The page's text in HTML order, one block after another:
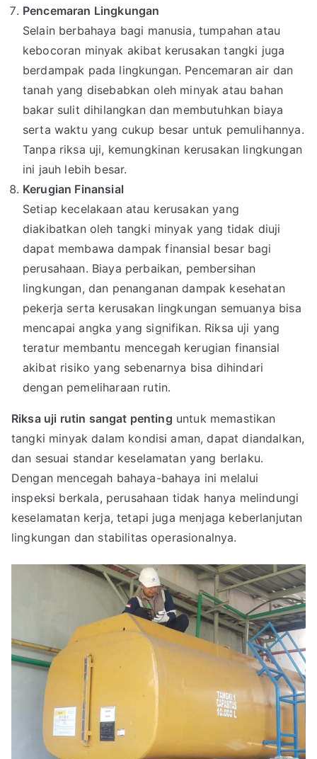
Pencemaran Lingkungan
Selain berbahaya bagi manusia, tumpahan atau
kebocoran minyak akibat kerusakan tangki juga
berdampak pada lingkungan. Pencemaran air dan
tanah yang disebabkan oleh minyak atau bahan
bakar sulit dihilangkan dan membutuhkan biaya
serta waktu yang cukup besar untuk pemulihannya.
Tanpa riksa uji, kemungkinan kerusakan lingkungan
ini jauh lebih besar.
Kerugian Finansial
Setiap kecelakaan atau kerusakan yang
diakibatkan oleh tangki minyak yang tidak diuji
dapat membawa dampak finansial besar bagi
perusahaan. Biaya perbaikan, pembersihan
lingkungan, dan penanganan dampak kesehatan
pekerja serta kerusakan lingkungan semuanya bisa
mencapai angka yang signifikan. Riksa uji yang
teratur membantu mencegah kerugian finansial
akibat risiko yang sebenarnya bisa dihindari
dengan pemeliharaan rutin.
Riksa uji rutin sangat penting untuk memastikan
tangki minyak dalam kondisi aman, dapat diandalkan,
dan sesuai standar keselamatan yang berlaku.
Dengan mencegah bahaya-bahaya ini melalui
inspeksi berkala, perusahaan tidak hanya melindungi
keselamatan kerja, tetapi juga menjaga keberlanjutan
lingkungan dan stabilitas operasionalnya.